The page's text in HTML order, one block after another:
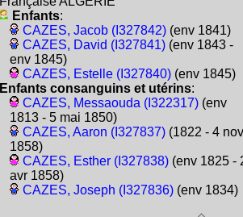
Enfants:
CAZES, Jacob (I327842)(env 1841)
CAZES, David (I327841)(env 1843 -
env 1845)
CAZES, Estelle (I327840)(env 1845)
Enfants consanguins et utérins:
CAZES, Messaouda (I322317)(env
1813 - 5 mai 1850)
CAZES, Aaron (I327837)(1822 - 4 nov
1858)
CAZES, Esther (I327838)(env 1825 -
avr 1858)
CAZES, Joseph (I327836)(env 1834)